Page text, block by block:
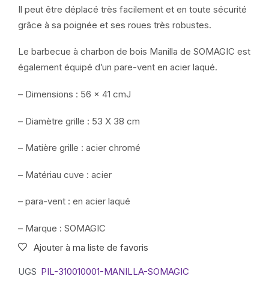
Il peut être déplacé très facilement et en toute sécurité
grâce à sa poignée et ses roues très robustes.
Le barbecue à charbon de bois Manilla de SOMAGIC est
également équipé d’un pare-vent en acier laqué.
– Dimensions : 56 × 41 cmJ
– Diamètre grille : 53 X 38 cm
– Matière grille : acier chromé
– Matériau cuve : acier
– para-vent : en acier laqué
– Marque : SOMAGIC
Ajouter à ma liste de favoris
UGS PIL-310010001-MANILLA-SOMAGIC